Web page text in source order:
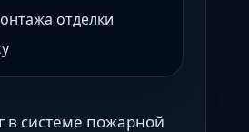
отделки
в системе пожарной